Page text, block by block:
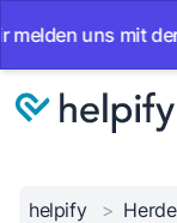
uns mit der
helpify >